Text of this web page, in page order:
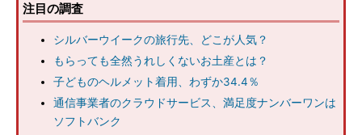
注目の調査
シルバーウイークの旅行先、どこが人気？
もらっても全然うれしくないお土産とは？
子どものヘルメット着用、わずか34.4％
通信事業者のクラウドサービス、満足度ナンバーワンは
ソフトバンク